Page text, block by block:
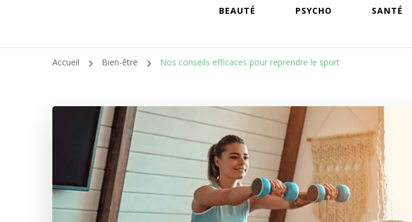
BEAUTÉ PSYCHO SANTÉ
Accueil Bien-être Nos conseils efficaces pour reprendre le sport